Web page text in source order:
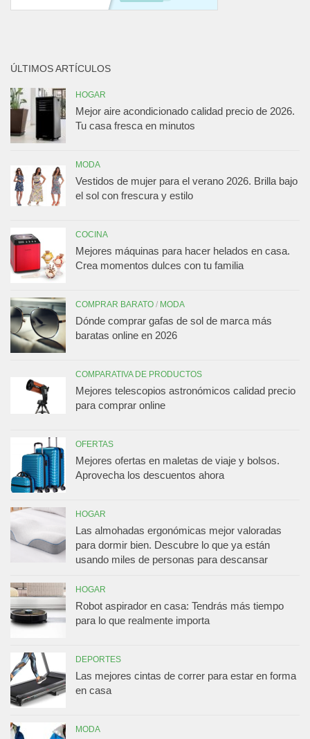
ÚLTIMOS ARTÍCULOS
HOGAR
Mejor aire acondicionado calidad precio de 2026.
Tu casa fresca en minutos
MODA
Vestidos de mujer para el verano 2026. Brilla bajo
el sol con frescura y estilo
COCINA
Mejores máquinas para hacer helados en casa.
Crea momentos dulces con tu familia
COMPRAR BARATO / MODA
Dónde comprar gafas de sol de marca más
baratas online en 2026
COMPARATIVA DE PRODUCTOS
Mejores telescopios astronómicos calidad precio
para comprar online
OFERTAS
Mejores ofertas en maletas de viaje y bolsos.
Aprovecha los descuentos ahora
HOGAR
Las almohadas ergonómicas mejor valoradas
para dormir bien. Descubre lo que ya están
usando miles de personas para descansar
HOGAR
Robot aspirador en casa: Tendrás más tiempo
para lo que realmente importa
DEPORTES
Las mejores cintas de correr para estar en forma
en casa
MODA